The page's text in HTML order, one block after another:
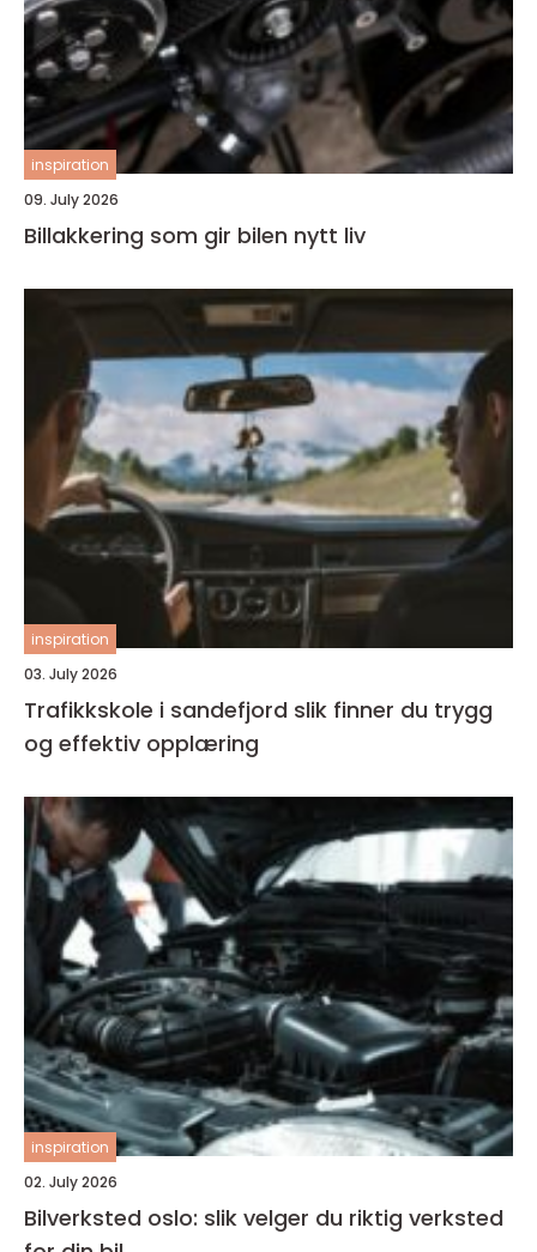
inspiration
09. July 2026
Billakkering som gir bilen nytt liv
inspiration
03. July 2026
Trafikkskole i sandefjord slik finner du trygg
og effektiv opplæring
inspiration
02. July 2026
Bilverksted oslo: slik velger du riktig verksted